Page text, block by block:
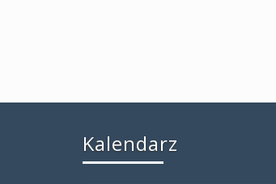
Kalendarz